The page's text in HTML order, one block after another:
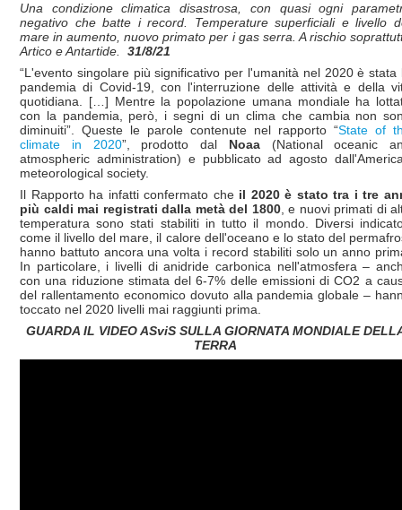
Una condizione climatica disastrosa, con quasi ogni
negativo che batte i record. Temperature superficiali e livello
mare in aumento, nuovo primato per i gas serra. A rischio
Artico e Antartide. 31/8/21
“L'evento singolare più significativo per l'umanità nel 2020 è stata
pandemia di Covid-19, con l'interruzione delle attività e della
quotidiana. […] Mentre la popolazione umana mondiale ha
con la pandemia, però, i segni di un clima che cambia non
diminuiti”. Queste le parole contenute nel rapporto “State of
climate in 2020”, prodotto dal Noaa(National oceanic
atmospheric administration) e pubblicato ad agosto
meteorological society.
Il Rapporto ha infatti confermato che il 2020 è stato tra i tre
più caldi mai registrati dalla metà del 1800, e nuovi primati di
temperatura sono stati stabiliti in tutto il mondo. Diversi
come il livello del mare, il calore dell'oceano e lo stato del
hanno battuto ancora una volta i record stabiliti solo un anno
In particolare, i livelli di anidride carbonica nell'atmosfera –
con una riduzione stimata del 6-7% delle emissioni di CO2 a
del rallentamento economico dovuto alla pandemia globale –
toccato nel 2020 livelli mai raggiunti prima.
GUARDA IL VIDEO ASviS SULLA GIORNATA MONDIALE
TERRA